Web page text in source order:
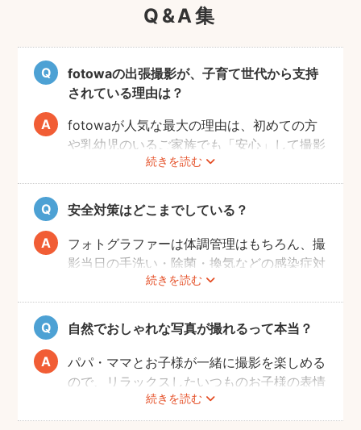
Q&A集
fotowaの出張撮影が、子育て世代から支持
されている理由は？
続きを読む
fotowaが人気な最大の理由は、初めての方
や乳幼児のいるご家族でも「安心」して撮影
を楽しんでいただけることです。
厳しい審査を通過した、赤ちゃん・子どもの
扱いに慣れているパパ・ママ世代のカメラマ
ンが全国に多数在籍。
またどのカメラマンでも指名料は一切ござい
ません。分かりやすい料金体系も人気のポイ
安全対策はどこまでしている？
続きを読む
フォトグラファーは体調管理はもちろん、撮
影当日の手洗い・除菌・換気などの感染症対
策や、熱中症予防に努めます。
また、撮影中はご家族のペースに合わせなが
ら、周囲や足元に危険なものがないか注意を
呼び掛けながら進行しますのでご安心くださ
い。
自然でおしゃれな写真が撮れるって本当？
続きを読む
パパ・ママとお子様が一緒に撮影を楽しめる
ので、リラックスしたいつものお子様の表情
を撮影できます。
こども・家族撮影に長けたプロカメラマンの